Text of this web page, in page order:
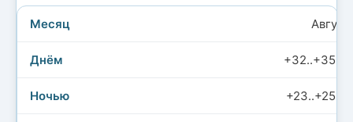
Август
+32..+35°C
+23..+25°C